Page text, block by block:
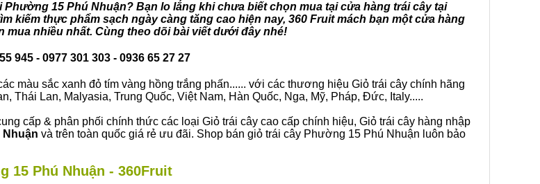
15 Phú Nhuận? Bạn lo lắng khi chưa biết chọn mua tại cửa hàng trái cây tại
kiếm thực phẩm sạch ngày càng tăng cao hiện nay, 360 Fruit mách bạn một cửa hàng
nhiều nhất. Cùng theo dõi bài viết dưới đây nhé!
945 - 0977 301 303 - 0936 65 27 27
màu sắc xanh đỏ tím vàng hồng trắng phấn...... với các thương hiệu Giỏ trái cây chính hãng
Thái Lan, Malyasia, Trung Quốc, Việt Nam, Hàn Quốc, Nga, Mỹ, Pháp, Đức, Italy.....
cấp & phân phối chính thức các loại Giỏ trái cây cao cấp chính hiệu, Giỏ trái cây hàng nhập
Nhuận và trên toàn quốc giá rẻ ưu đãi. Shop bán giỏ trái cây Phường 15 Phú Nhuận luôn bảo
15 Phú Nhuận - 360Fruit